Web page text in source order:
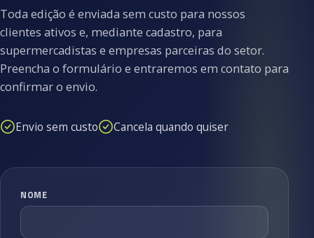
Toda edição é enviada sem custo para nossos
clientes ativos e, mediante cadastro, para
supermercadistas e empresas parceiras do setor.
Preencha o formulário e entraremos em contato para
confirmar o envio.
Envio sem custo Cancela quando quiser
NOME